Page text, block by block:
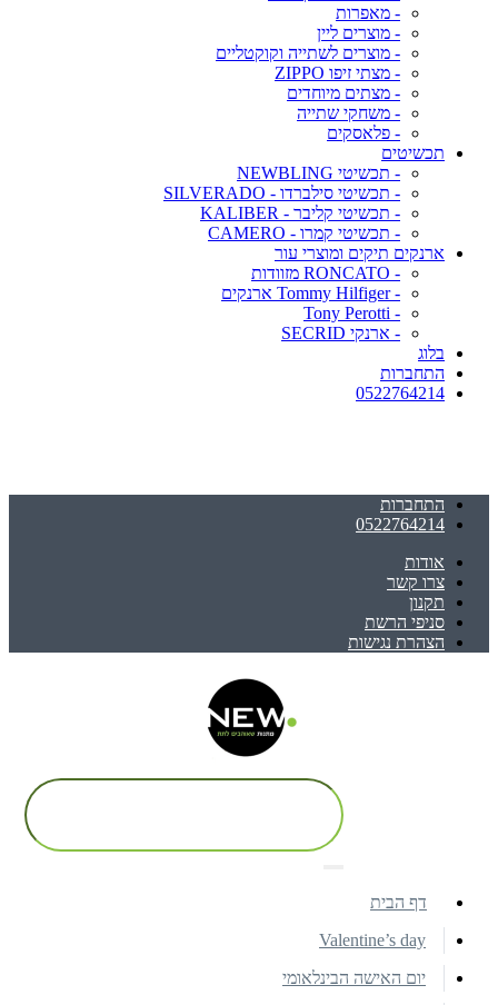
- מאפרות
- מוצרים ליין
- מוצרים לשתייה וקוקטליים
- מצתי זיפו ZIPPO
- מצתים מיוחדים
- משחקי שתייה
- פלאסקים
תכשיטים
- תכשיטי NEWBLING
- תכשיטי סילברדו - SILVERADO
- תכשיטי קליבר - KALIBER
- תכשיטי קמרו - CAMERO
ארנקים תיקים ומוצרי עור
- RONCATO מזוודות
- Tommy Hilfiger ארנקים
- Tony Perotti
- ארנקי SECRID
בלוג
התחברות
0522764214
התחברות
0522764214
אודות
צרו קשר
תקנון
סניפי הרשת
הצהרת נגישות
דף הבית
Valentine’s day
יום האישה הבינלאומי